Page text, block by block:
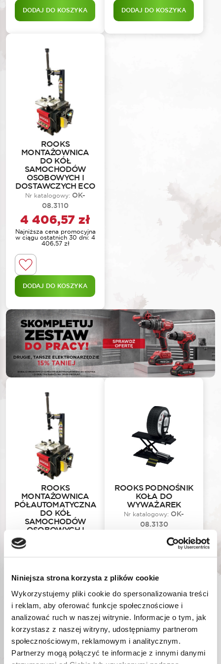
Niniejsza strona korzysta z plików cookie
Wykorzystujemy pliki cookie do spersonalizowania treści
i reklam, aby oferować funkcje społecznościowe i
analizować ruch w naszej witrynie. Informacje o tym, jak
korzystasz z naszej witryny, udostępniamy partnerom
społecznościowym, reklamowym i analitycznym.
Partnerzy mogą połączyć te informacje z innymi danymi
DODAJ DO KOSZYKA DODAJ DO KOSZYKA
ROOKS
MONTAŻOWNICA
DO KÓŁ
SAMOCHODÓW
OSOBOWYCH I
DOSTAWCZYCH ECO
Nr katalogowy: OK-
08.3110
4 406,57 zł
Najniższa cena promocyjna
w ciągu ostatnich 30 dni: 4
406,57 zł
DODAJ DO KOSZYKA
ROOKS
MONTAŻOWNICA
PÓŁAUTOMATYCZNA
DO KÓŁ
SAMOCHODÓW
OSOBOWYCH I
DOSTAWCZYCH ECO
Nr katalogowy:OK-
4 406,57zł
Najniższa cena promocyjna
w ciągu ostatnich 30 dni:4
406,57zł
DODAJ DO KOSZYKA
ROOKS PODNOŚNIK
KOŁA DO
WYWAŻAREK
Nr katalogowy: OK-
08.3130
1 214,01
Najniższa cena promocyjna
w ciągu ostatnich 30 dni:1
214,01zł
DODAJ DO KOSZYKA